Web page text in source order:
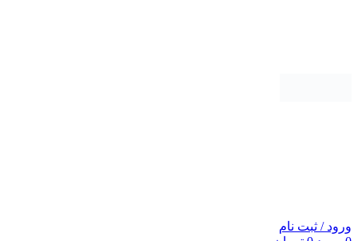
ورود / ثبت نام